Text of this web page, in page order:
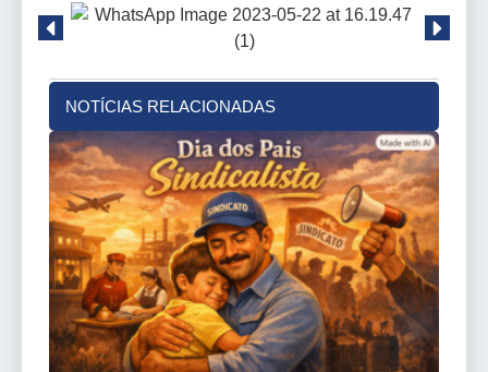
NOTÍCIAS RELACIONADAS